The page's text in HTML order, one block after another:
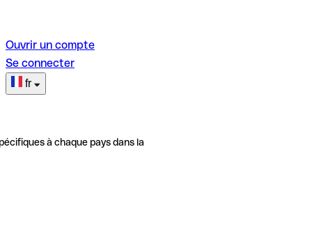
Ouvrir un compte
Se connecter
fr
à chaque pays dans la